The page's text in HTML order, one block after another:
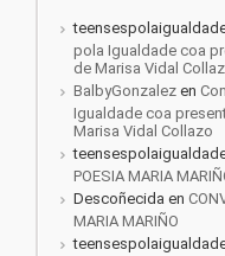
pola Igualdade coa
de Marisa Vidal
BalbyGonzalez en
Igualdade coa
Marisa Vidal Collazo
POESIA MARIA
Descoñecida en
MARIA MARIÑO